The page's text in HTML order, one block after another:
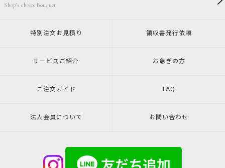
Shop's choice Bouquet
特別注文 お見積り 領収書発行依頼
サービスご紹介 お急ぎの方
ご注文ガイド FAQ
法人会員について お問い合わせ